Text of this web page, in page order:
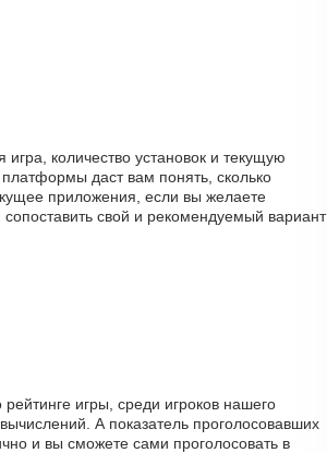
игра, количество установок и текущую
даст вам понять, сколько
приложения, если вы желаете
свой и рекомендуемый вариант
игры, среди игроков нашего
А показатель проголосовавших
и вы сможете сами проголосовать в